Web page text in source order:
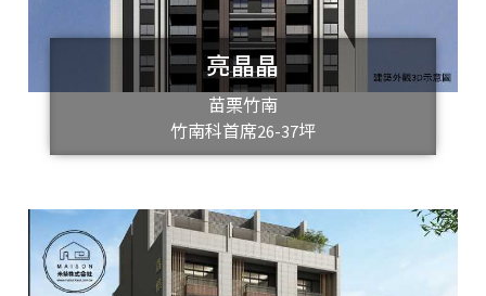
亮晶晶
苗栗竹南
竹南科首席26-37坪